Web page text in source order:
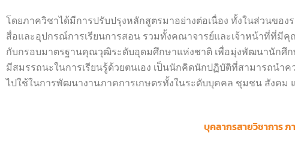
โดยภาควิชาได้มีการปรับปรุงหลักสูตรมาอย่างต่อเนื่อง ทั้งในส่วนขอ
สื่อและอุปกรณ์การเรียนการสอน รวมทั้งคณาจารย์และเจ้าหน้าที่ที่มี
กับกรอบมาตรฐานคุณวุฒิระดับอุดมศึกษาแห่งชาติ เพื่อมุ่งพัฒนานักศึก
มีสมรรถนะในการเรียนรู้ด้วยตนเอง เป็นนักคิดนักปฏิบัติที่สามารถนำ
ไปใช้ในการพัฒนางานภาคการเกษตรทั้งในระดับบุคคล ชุมชน สังคม
บุคลากรสายวิชาการ